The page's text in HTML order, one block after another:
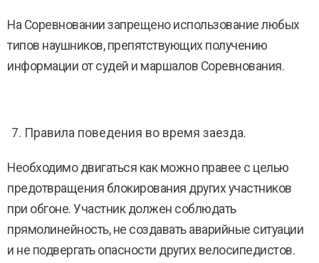
На Соревновании запрещено использование любых
типов наушников, препятствующих получению
информации от судей и маршалов Соревнования.
Правила поведения во время заезда.
Необходимо двигаться как можно правее с целью
предотвращения блокирования других участников
при обгоне. Участник должен соблюдать
прямолинейность, не создавать аварийные ситуации
и не подвергать опасности других велосипедистов.